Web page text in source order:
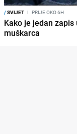
/SVIJET I PRIJE OKO 6H
Kako je jedan
muškarca